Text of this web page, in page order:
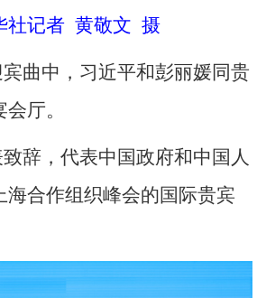
社记者 黄敬文 摄
曲中，习近平和彭丽媛同贵
厅。
辞，代表中国政府和中国人
海合作组织峰会的国际贵宾